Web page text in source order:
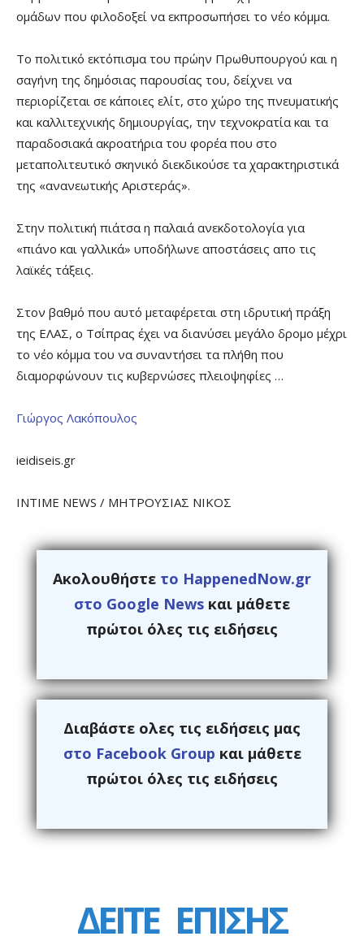
ομάδων που φιλοδοξεί να εκπροσωπήσει το νέο κόμμα.
Το πολιτικό εκτόπισμα του πρώην Πρωθυπουργού και η
σαγήνη της δημόσιας παρουσίας του, δείχνει να
περιορίζεται σε κάποιες ελίτ, στο χώρο της πνευματικής
και καλλιτεχνικής δημιουργίας, την τεχνοκρατία και τα
παραδοσιακά ακροατήρια του φορέα που στο
μεταπολιτευτικό σκηνικό διεκδικούσε τα χαρακτηριστικά
της «ανανεωτικής Αριστεράς».
Στην πολιτική πιάτσα η παλαιά ανεκδοτολογία για
«πιάνο και γαλλικά» υποδήλωνε αποστάσεις απο τις
λαϊκές τάξεις.
Στον βαθμό που αυτό μεταφέρεται στη ιδρυτική πράξη
της ΕΛΑΣ, ο Τσίπρας έχει να διανύσει μεγάλο δρομο μέχρι
το νέο κόμμα του να συναντήσει τα πλήθη που
διαμορφώνουν τις κυβερνώσες πλειοψηφίες …
Γιώργος Λακόπουλος
ieidiseis.gr
INTIME NEWS / ΜΗΤΡΟΥΣΙΑΣ ΝΙΚΟΣ
Ακολουθήστε το HappenedNow.gr
στο Google News και μάθετε
πρώτοι όλες τις ειδήσεις
Διαβάστε ολες τις ειδήσεις μας
στο Facebook Group και μάθετε
πρώτοι όλες τις ειδήσεις
ΔΕΙΤΕ ΕΠΙΣΗΣ